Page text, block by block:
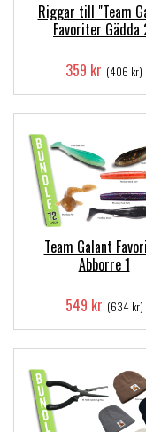
Riggar till "Team
Favoriter Gädda
359 kr (406 kr)
Team Galant
Abborre 1
549 kr (634 kr)